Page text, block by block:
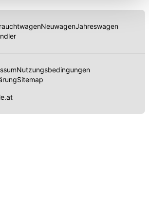
anpassen.
NeuwagenJahreswagen
Nutzungsbedingungen
Sitemap